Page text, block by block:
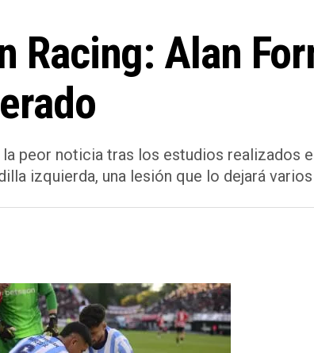
Racing: Alan
peor noticia tras los estudios realizados
izquierda, una lesión que lo dejará